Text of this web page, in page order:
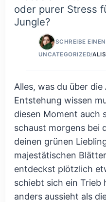
oder purer Stress
Jungle?
SCHREIBE
UNCATEGORIZED/
Alles, was du über
Entstehung wissen
diesen Moment auch
schaust morgens bei
deinen grünen
majestätischen
entdeckst plötzlich
schiebt sich ein Trieb
anders aussieht als